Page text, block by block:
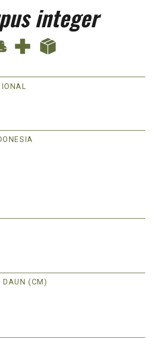
integer
DAUN (CM)